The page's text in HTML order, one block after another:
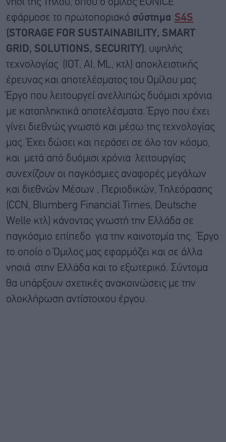
νησί της Τήλου, όπου ο όμιλος EUNICE
εφάρμοσε το πρωτοποριακό σύστημα S4S
(STORAGE FOR SUSTAINABILITY, SMART
GRID, SOLUTIONS, SECURITY , υψηλής
τεχνολογίας (ΙΟΤ, ΑΙ, ML, κτλ) αποκλειστικής
έρευνας και αποτελέσματος του Ομίλου μας.
Έργο που λειτουργεί ανελλιπώς δυόμισι χρόνια
με καταπληκτικά αποτελέσματα. Έργο που έχει
γίνει διεθνώς γνωστό και μέσω της τεχνολογίας
μας. Έχει δώσει και περάσει σε όλο τον κόσμο,
και μετά από δυόμισι χρόνια λειτουργίας
συνεχίζουν οι παγκόσμιες αναφορές μεγάλων
και διεθνών Μέσων , Περιοδικών, Τηλεόρασης
(CCN, Blumberg Financial Times, Deutsche
Welle κτλ) κάνοντας γνωστή την Ελλάδα σε
παγκόσμιο επίπεδο για την καινοτομία της. Έργο
το οποίο ο Όμιλος μας εφαρμόζει και σε άλλα
νησιά στην Ελλάδα και το εξωτερικό. Σύντομα
θα υπάρξουν σχετικές ανακοινώσεις με την
ολοκλήρωση αντίστοιχου έργου.